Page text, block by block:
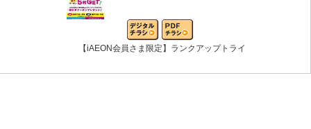
【iAEON会員さま限定】ランクアップトライ